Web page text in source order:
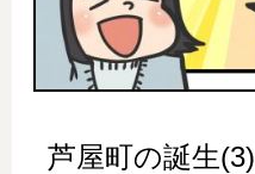
芦屋町の誕生(3)